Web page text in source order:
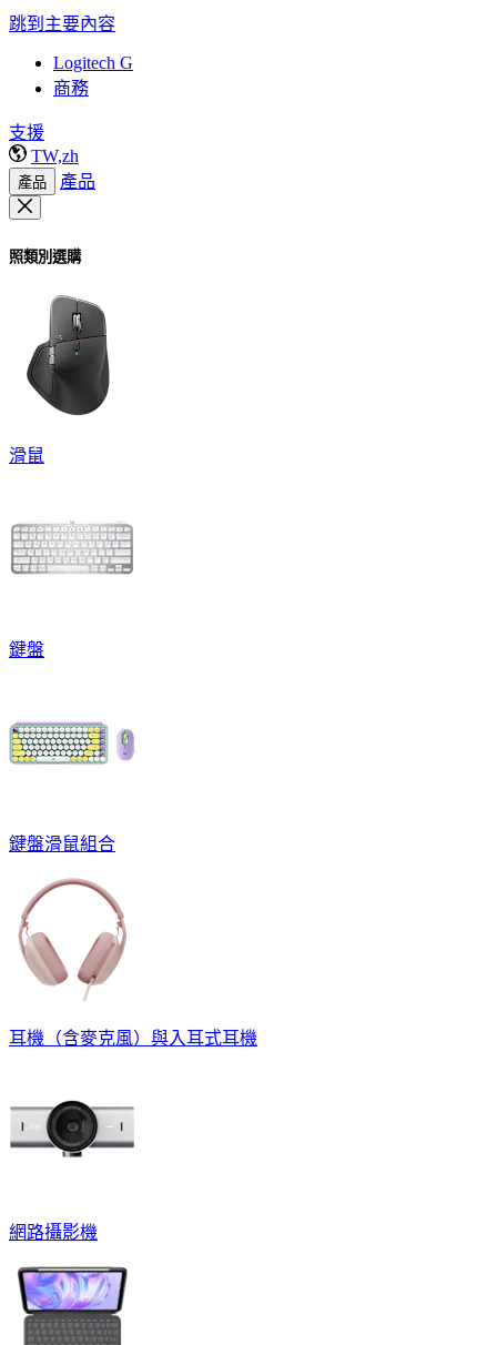
跳到主要內容
Logitech G
商務
支援
TW,zh
產品 產品
照類別選購
滑鼠
鍵盤
鍵盤滑鼠組合
耳機（含麥克風）與入耳式耳機
網路攝影機